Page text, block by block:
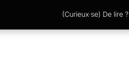
(Curieux·se) De lire ?